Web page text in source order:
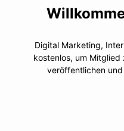
Digital Marketing,
kostenlos, um
veröffentlichen